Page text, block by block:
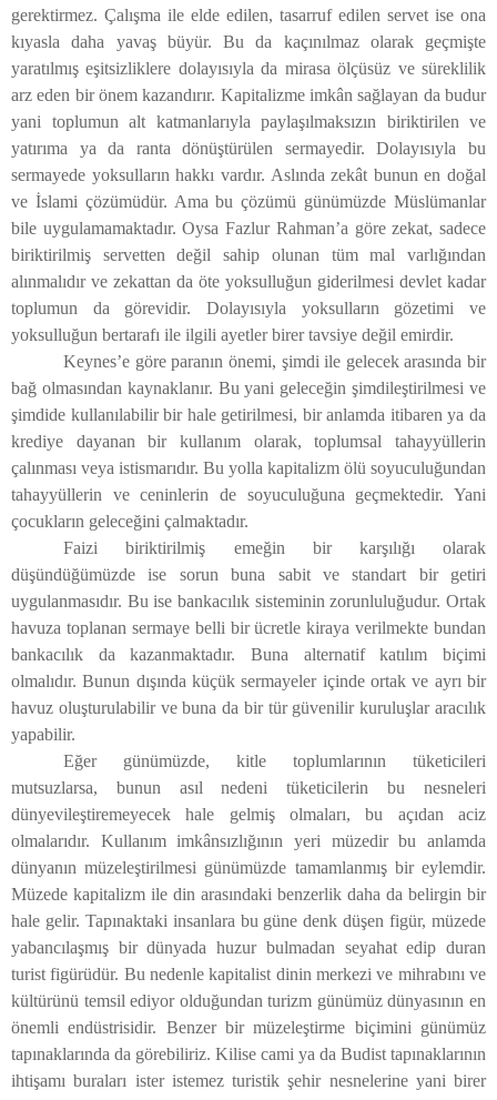
gerektirmez. Çalışma ile elde edilen, tasarruf edilen servet ise ona
kıyasla daha yavaş büyür. Bu da kaçınılmaz olarak geçmişte
yaratılmış eşitsizliklere dolayısıyla da mirasa ölçüsüz ve süreklilik
arz eden bir önem kazandırır. Kapitalizme imkân sağlayan da budur
yani toplumun alt katmanlarıyla paylaşılmaksızın biriktirilen ve
yatırıma ya da ranta dönüştürülen sermayedir. Dolayısıyla bu
sermayede yoksulların hakkı vardır. Aslında zekât bunun en doğal
ve İslami çözümüdür. Ama bu çözümü günümüzde Müslümanlar
bile uygulamamaktadır. Oysa Fazlur Rahman’a göre zekat, sadece
biriktirilmiş servetten değil sahip olunan tüm mal varlığından
alınmalıdır ve zekattan da öte yoksulluğun giderilmesi devlet kadar
toplumun da görevidir. Dolayısıyla yoksulların gözetimi ve
yoksulluğun bertarafı ile ilgili ayetler birer tavsiye değil emirdir.
Keynes’e göre paranın önemi, şimdi ile gelecek arasında bir
bağ olmasından kaynaklanır. Bu yani geleceğin şimdileştirilmesi ve
şimdide kullanılabilir bir hale getirilmesi, bir anlamda itibaren ya da
krediye dayanan bir kullanım olarak, toplumsal tahayyüllerin
çalınması veya istismarıdır. Bu yolla kapitalizm ölü soyuculuğundan
tahayyüllerin ve ceninlerin de soyuculuğuna geçmektedir. Yani
çocukların geleceğini çalmaktadır.
Faizi biriktirilmiş emeğin bir karşılığı olarak
düşündüğümüzde ise sorun buna sabit ve standart bir getiri
uygulanmasıdır. Bu ise bankacılık sisteminin zorunluluğudur. Ortak
havuza toplanan sermaye belli bir ücretle kiraya verilmekte bundan
bankacılık da kazanmaktadır. Buna alternatif katılım biçimi
olmalıdır. Bunun dışında küçük sermayeler içinde ortak ve ayrı bir
havuz oluşturulabilir ve buna da bir tür güvenilir kuruluşlar aracılık
yapabilir.
Eğer günümüzde, kitle toplumlarının tüketicileri
mutsuzlarsa, bunun asıl nedeni tüketicilerin bu nesneleri
dünyevileştiremeyecek hale gelmiş olmaları, bu açıdan aciz
olmalarıdır. Kullanım imkânsızlığının yeri müzedir bu anlamda
dünyanın müzeleştirilmesi günümüzde tamamlanmış bir eylemdir.
Müzede kapitalizm ile din arasındaki benzerlik daha da belirgin bir
hale gelir. Tapınaktaki insanlara bu güne denk düşen figür, müzede
yabancılaşmış bir dünyada huzur bulmadan seyahat edip duran
turist figürüdür. Bu nedenle kapitalist dinin merkezi ve mihrabını ve
kültürünü temsil ediyor olduğundan turizm günümüz dünyasının en
önemli endüstrisidir. Benzer bir müzeleştirme biçimini günümüz
tapınaklarında da görebiliriz. Kilise cami ya da Budist tapınaklarının
ihtişamı buraları ister istemez turistik şehir nesnelerine yani birer